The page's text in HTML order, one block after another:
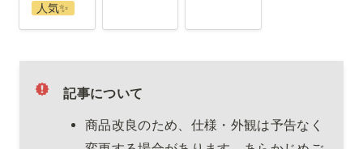
人気✨️
記事について
商品改良のため、仕様・外観は予告なく